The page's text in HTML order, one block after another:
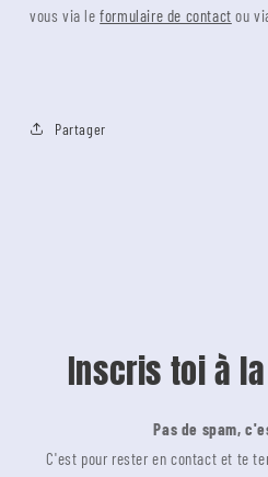
vous via leformulaire de contact ou
Partager
Inscris toi à
Pas de spam,
C'est pour rester en contact et te